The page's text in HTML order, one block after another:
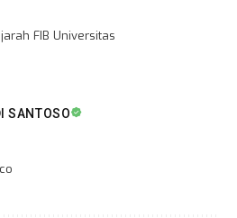
FIB Universitas
SANTOSO